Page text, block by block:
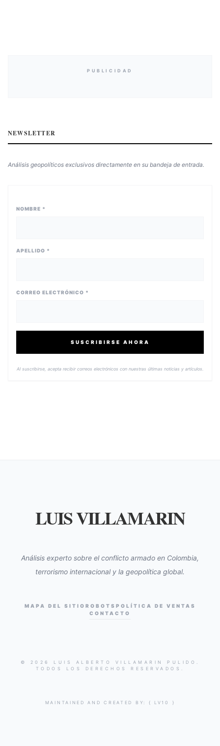
PUBLICIDAD
NEWSLETTER
Análisis geopolíticos exclusivos directamente en su bandeja de entrada.
NOMBRE *
APELLIDO *
CORREO ELECTRÓNICO *
SUSCRIBIRSE AHORA
Al suscribirse, acepta recibir correos electrónicos con nuestras últimas noticias y artículos.
LUIS VILLAMARIN
Análisis experto sobre el conflicto armado en Colombia,
terrorismo internacional y la geopolítica global.
MAPA DEL SITIO ROBOTS POLÍTICA DE VENTAS
CONTACTO
© 2026 LUIS ALBERTO VILLAMARIN PULIDO.
TODOS LOS DERECHOS RESERVADOS.
MAINTAINED AND CREATED BY: { LV10 }